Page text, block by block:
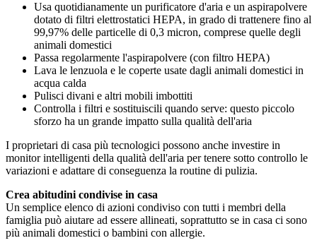
Usa quotidianamente un purificatore d'aria e un aspirapolvere
dotato di filtri elettrostatici HEPA, in grado di trattenere fino al
99,97% delle particelle di 0,3 micron, comprese quelle degli
animali domestici
Passa regolarmente l'aspirapolvere (con filtro HEPA)
Lava le lenzuola e le coperte usate dagli animali domestici in
acqua calda
Pulisci divani e altri mobili imbottiti
Controlla i filtri e sostituiscili quando serve: questo piccolo
sforzo ha un grande impatto sulla qualità dell'aria
I proprietari di casa più tecnologici possono anche investire in
monitor intelligenti della qualità dell'aria per tenere sotto controllo le
variazioni e adattare di conseguenza la routine di pulizia.
Crea abitudini condivise in casa
Un semplice elenco di azioni condiviso con tutti i membri della
famiglia può aiutare ad essere allineati, soprattutto se in casa ci sono
più animali domestici o bambini con allergie.